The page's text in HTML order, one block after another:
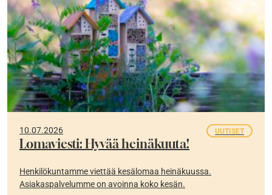
10.07.2026 UUTISET
Lomaviesti: Hyvää heinäkuuta!
Henkilökuntamme viettää kesälomaa heinäkuussa.
Asiakaspalvelumme on avoinna koko kesän.